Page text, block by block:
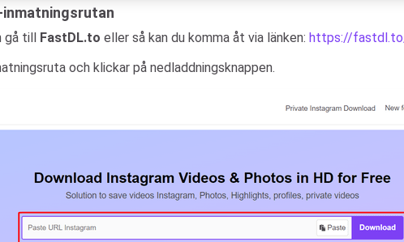
inmatningsrutan
gå till FastDL.to eller så kan du komma åt via länken: https://
och klickar på nedladdningsknappen.